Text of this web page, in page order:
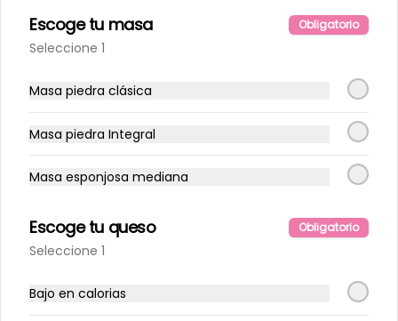
Conócenos
Delivery
Política de privacidad
Escoge tu masa Obligatorio
Seleccione 1
Masa piedra clásica
Masa piedra Integral
Masa esponjosa mediana
Escoge tu queso Obligatorio
Seleccione 1
Bajo en calorias